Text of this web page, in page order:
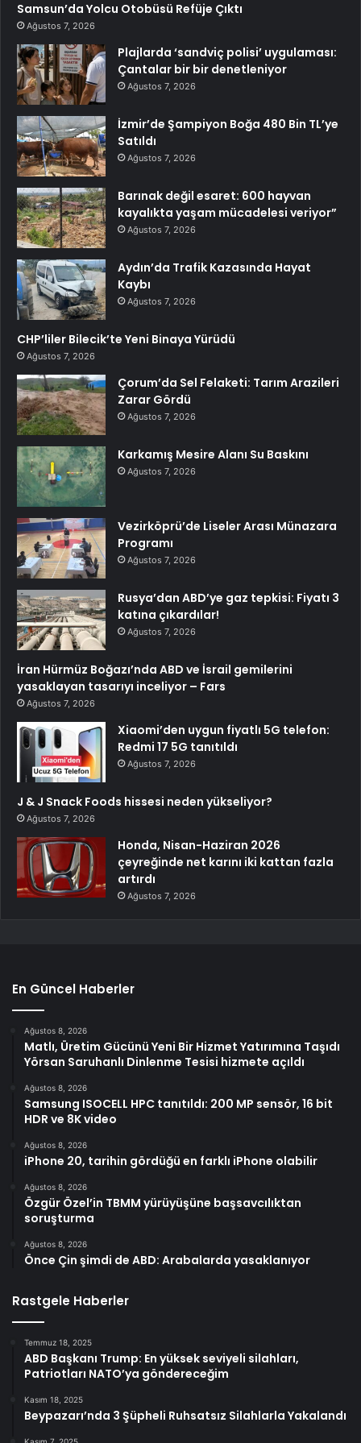
Samsun’da Yolcu Otobüsü Refüje Çıktı
Ağustos 7, 2026
Plajlarda ‘sandviç polisi’ uygulaması:
Çantalar bir bir denetleniyor
Ağustos 7, 2026
İzmir’de Şampiyon Boğa 480 Bin TL’ye
Satıldı
Ağustos 7, 2026
Barınak değil esaret: 600 hayvan
kayalıkta yaşam mücadelesi veriyor”
Ağustos 7, 2026
Aydın’da Trafik Kazasında Hayat
Kaybı
Ağustos 7, 2026
CHP’liler Bilecik’te Yeni Binaya Yürüdü
Ağustos 7, 2026
Çorum’da Sel Felaketi: Tarım Arazileri
Zarar Gördü
Ağustos 7, 2026
Karkamış Mesire Alanı Su Baskını
Ağustos 7, 2026
Vezirköprü’de Liseler Arası Münazara
Programı
Ağustos 7, 2026
Rusya’dan ABD’ye gaz tepkisi: Fiyatı 3
katına çıkardılar!
Ağustos 7, 2026
İran Hürmüz Boğazı’nda ABD ve İsrail gemilerini
yasaklayan tasarıyı inceliyor – Fars
Ağustos 7, 2026
Xiaomi’den uygun fiyatlı 5G telefon:
Redmi 17 5G tanıtıldı
Ağustos 7, 2026
J & J Snack Foods hissesi neden yükseliyor?
Ağustos 7, 2026
Honda, Nisan-Haziran 2026
çeyreğinde net karını iki kattan fazla
artırdı
Ağustos 7, 2026
En Güncel Haberler
Ağustos 8, 2026
Matlı, Üretim Gücünü Yeni Bir Hizmet Yatırımına Taşıdı
Yörsan Saruhanlı Dinlenme Tesisi hizmete açıldı
Ağustos 8, 2026
Samsung ISOCELL HPC tanıtıldı: 200 MP sensör, 16 bit
HDR ve 8K video
Ağustos 8, 2026
iPhone 20, tarihin gördüğü en farklı iPhone olabilir
Ağustos 8, 2026
Özgür Özel’in TBMM yürüyüşüne başsavcılıktan
soruşturma
Ağustos 8, 2026
Önce Çin şimdi de ABD: Arabalarda yasaklanıyor
Rastgele Haberler
Temmuz 18, 2025
ABD Başkanı Trump: En yüksek seviyeli silahları,
Patriotları NATO’ya göndereceğim
Kasım 18, 2025
Beypazarı’nda 3 Şüpheli Ruhsatsız Silahlarla Yakalandı